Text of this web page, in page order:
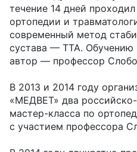
течение 14 дней
ортопедии и
современный метод
сустава — ТТА. Обучению
автор — профессор
В 2013 и 2014 году
«МЕДВЕТ» два
мастер-класса по
с участием профессора